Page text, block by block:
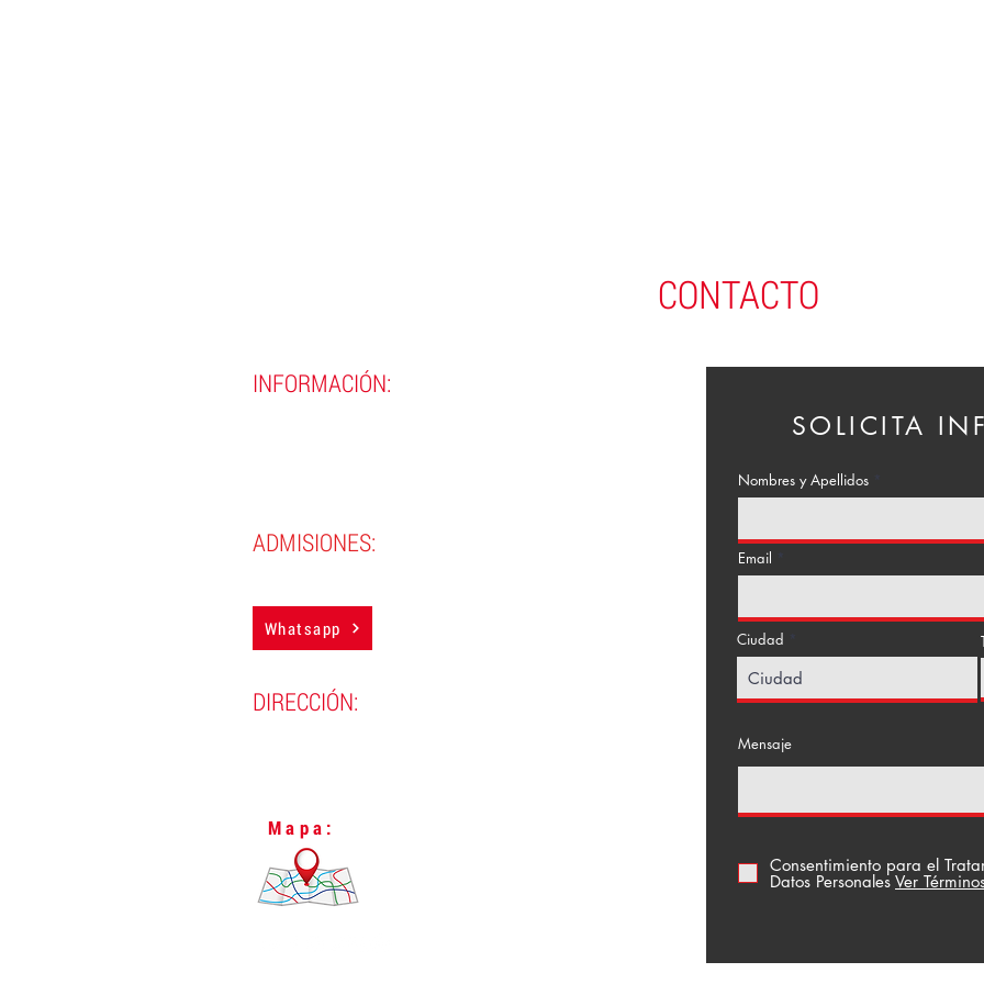
CONTACTO
INFORMACIÓN:
ADMISIONES:
DIRECCIÓN:
Whatsapp
Mapa:
SOLICITA
Nombres y Apellidos
Email
Ciudad
Mensaje
Consentimiento para el
Datos Personales Ver